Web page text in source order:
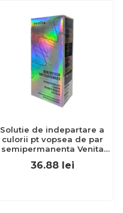
Solutie de indepartare a
culorii pt vopsea de par
semipermanenta Venita
Hair Color Remover, 115ml
15 ml
36.88 lei